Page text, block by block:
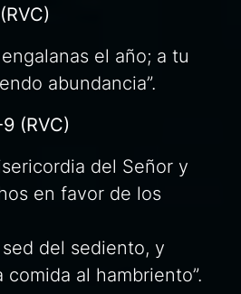
el año; a tu
abundancia”.
(RVC)
del Señor y
en favor de los
del sediento, y
al hambriento”.